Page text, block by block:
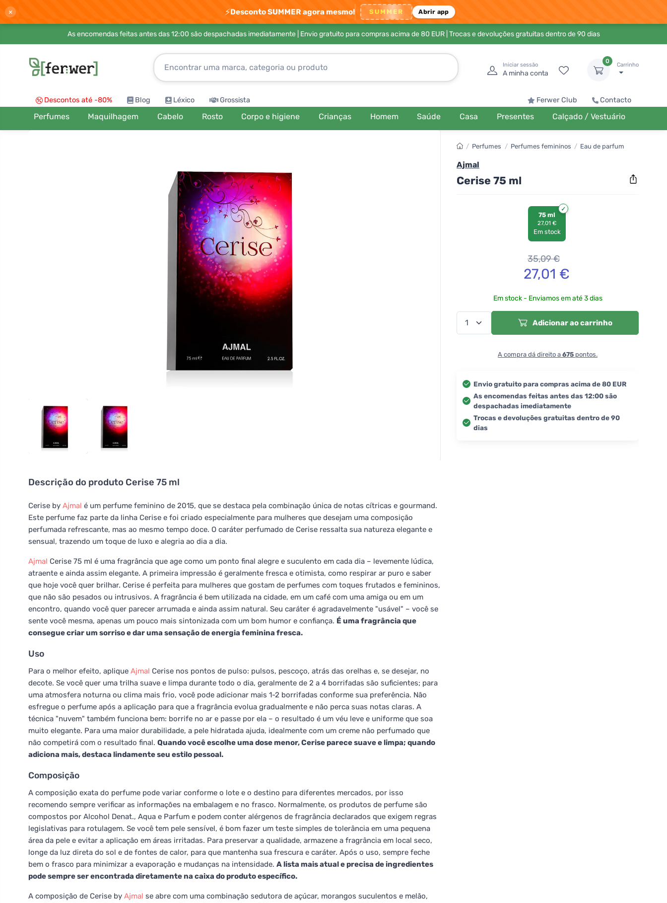
× ⚡Desconto SUMMER agora mesmo! SUMMER Abrir app
As encomendas feitas antes das 12:00 são despachadas imediatamente | Envio gratuito para compras acima de 80 EUR| Trocas e devoluções gratuitas dentro de 90 dias
Iniciar sessão
A minha conta
0
Carrinho
Descontos até -80% Blog Léxico Grossista Ferwer Club Contacto
Perfumes Maquilhagem Cabelo Rosto Corpo e higiene Crianças Homem Saúde Casa Presentes Calçado / Vestuário
Descrição do produto Cerise 75 ml
Cerise by Ajmal é um perfume feminino de 2015, que se destaca pela combinação única de notas cítricas e gourmand.
Este perfume faz parte da linha Cerise e foi criado especialmente para mulheres que desejam uma composição
perfumada refrescante, mas ao mesmo tempo doce. O caráter perfumado de Cerise ressalta sua natureza elegante e
sensual, trazendo um toque de luxo e alegria ao dia a dia.
Ajmal Cerise 75 ml é uma fragrância que age como um ponto final alegre e suculento em cada dia – levemente lúdica,
atraente e ainda assim elegante. A primeira impressão é geralmente fresca e otimista, como respirar ar puro e saber
que hoje você quer brilhar. Cerise é perfeita para mulheres que gostam de perfumes com toques frutados e femininos,
que não são pesados ou intrusivos. A fragrância é bem utilizada na cidade, em um café com uma amiga ou em um
encontro, quando você quer parecer arrumada e ainda assim natural. Seu caráter é agradavelmente "usável" – você se
sente você mesma, apenas um pouco mais sintonizada com um bom humor e confiança. É uma fragrância que
consegue criar um sorriso e dar uma sensação de energia feminina fresca.
Uso
Para o melhor efeito, aplique Ajmal Cerise nos pontos de pulso: pulsos, pescoço, atrás das orelhas e, se desejar, no
decote. Se você quer uma trilha suave e limpa durante todo o dia, geralmente de 2 a 4 borrifadas são suficientes; para
uma atmosfera noturna ou clima mais frio, você pode adicionar mais 1-2 borrifadas conforme sua preferência. Não
esfregue o perfume após a aplicação para que a fragrância evolua gradualmente e não perca suas notas claras. A
técnica "nuvem" também funciona bem: borrife no ar e passe por ela – o resultado é um véu leve e uniforme que soa
muito elegante. Para uma maior durabilidade, a pele hidratada ajuda, idealmente com um creme não perfumado que
não competirá com o resultado final. Quando você escolhe uma dose menor, Cerise parece suave e limpa; quando
adiciona mais, destaca lindamente seu estilo pessoal.
Composição
A composição exata do perfume pode variar conforme o lote e o destino para diferentes mercados, por isso
recomendo sempre verificar as informações na embalagem e no frasco. Normalmente, os produtos de perfume são
compostos por Alcohol Denat., Aqua e Parfum e podem conter alérgenos de fragrância declarados que exigem regras
legislativas para rotulagem. Se você tem pele sensível, é bom fazer um teste simples de tolerância em uma pequena
área da pele e evitar a aplicação em áreas irritadas. Para preservar a qualidade, armazene a fragrância em local seco,
longe da luz direta do sol e de fontes de calor, para que mantenha sua frescura e caráter. Após o uso, sempre feche
bem o frasco para minimizar a evaporação e mudanças na intensidade. A lista mais atual e precisa de ingredientes
pode sempre ser encontrada diretamente na caixa do produto específico.
A composição de Cerise by Ajmal se abre com uma combinação sedutora de açúcar, morangos suculentos e melão,
/ Perfumes / Perfumes femininos / Eau de parfum
Ajmal
Cerise 75 ml
75 ml
27,01 €
Em stock
35,09€
27,01 €
Em stock - Enviamos em até 3 dias
Adicionar ao carrinho
A compra dá direito a 675 pontos.
Envio gratuito para compras acima de 80 EUR
As encomendas feitas antes das 12:00 são
despachadas imediatamente
Trocas e devoluções gratuitas dentro de 90
dias